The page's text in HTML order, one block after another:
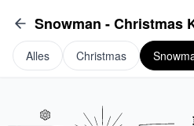
Snowman - Christmas
Alles Christmas